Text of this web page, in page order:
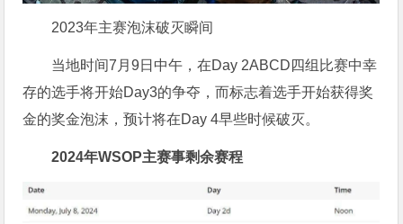
2023年主赛泡沫破灭瞬间
当地时间7月9日中午，在Day 2ABCD四组比赛中幸
存的选手将开始Day3的争夺，而标志着选手开始获得奖
金的奖金泡沫，预计将在Day 4早些时候破灭。
2024年WSOP主赛事剩余赛程